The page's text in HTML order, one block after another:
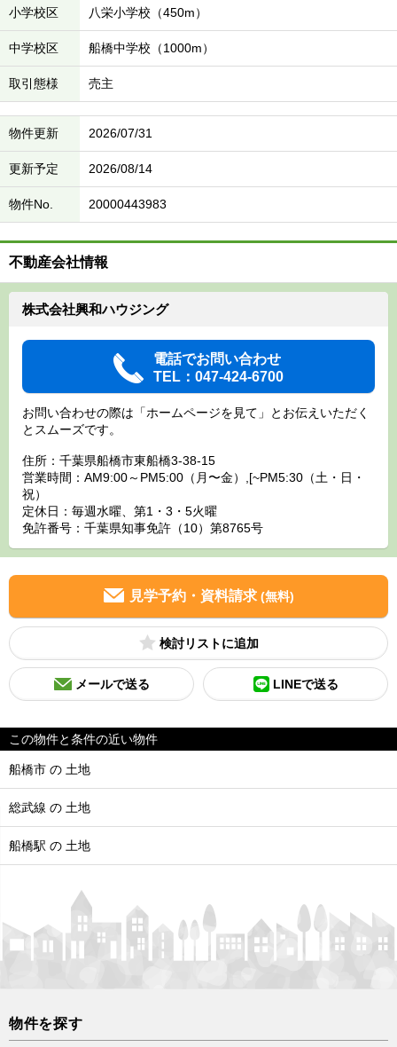
小学校区 八栄小学校（450m）
中学校区 船橋中学校（1000m）
取引態様 売主
物件更新 2026/07/31
更新予定 2026/08/14
物件No. 20000443983
不動産会社情報
株式会社興和ハウジング
電話でお問い合わせ
TEL：047-424-6700
お問い合わせの際は「ホームページを見て」とお伝えいただく
とスムーズです。
住所：千葉県船橋市東船橋3-38-15
営業時間：AM9:00～PM5:00（月〜金）,[~PM5:30（土・日・
祝）
定休日：毎週水曜、第1・3・5火曜
免許番号：千葉県知事免許（10）第8765号
見学予約・資料請求 (無料)
検討リスト
メールで送る LINEで送る
この物件と条件の近い物件
船橋市 の 土地
総武線 の 土地
船橋駅 の 土地
物件を探す